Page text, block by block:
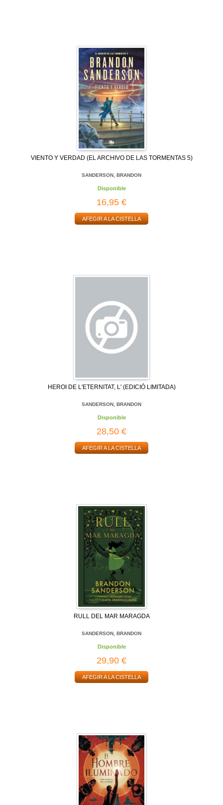
VIENTO Y VERDAD (EL ARCHIVO DE LAS TORMENTAS 5)
SANDERSON, BRANDON
Disponible
16,95 €
AFEGIR A LA CISTELLA
HEROI DE L'ETERNITAT, L' (EDICIÓ LIMITADA)
SANDERSON, BRANDON
Disponible
28,50 €
AFEGIR A LA CISTELLA
RULL DEL MAR MARAGDA
SANDERSON, BRANDON
Disponible
29,90 €
AFEGIR A LA CISTELLA